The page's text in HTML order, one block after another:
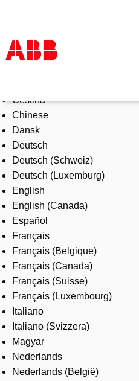
Products & Solutions
Industries
Services
About us
Where to buy
Contact us
Careers
Čeština
Chinese
Dansk
Deutsch
Deutsch (Schweiz)
Deutsch (Luxemburg)
English
English (Canada)
Español
Français
Français (Belgique)
Français (Canada)
Français (Suisse)
Français (Luxembourg)
Italiano
Italiano (Svizzera)
Magyar
Nederlands
Nederlands (België)